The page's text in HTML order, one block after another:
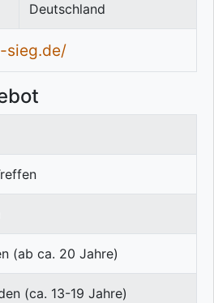
Deutschland
sieg.de/
(ab ca. 20 Jahre)
(ca. 13-19 Jahre)